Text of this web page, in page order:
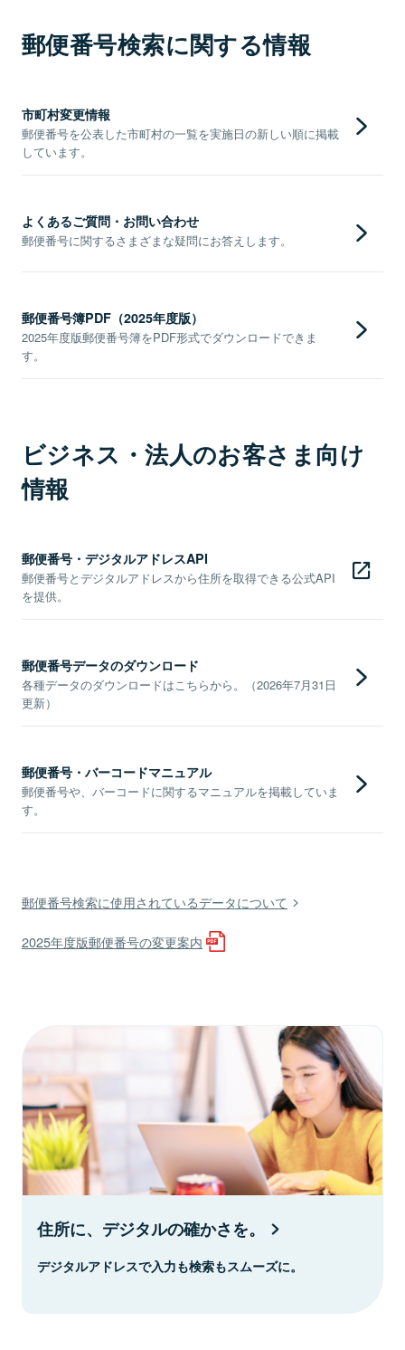
郵便番号検索に関する情報
市町村変更情報
郵便番号を公表した市町村の一覧を実施日の新しい順に掲載
しています。
よくあるご質問・お問い合わせ
郵便番号に関するさまざまな疑問にお答えします。
郵便番号簿PDF（2025年度版）
2025年度版郵便番号簿をPDF形式でダウンロードできま
す。
ビジネス・法人のお客さま向け
情報
郵便番号・デジタルアドレスAPI
郵便番号とデジタルアドレスから住所を取得できる公式API
を提供。
郵便番号データのダウンロード
各種データのダウンロードはこちらから。（2026年7月31日
更新）
郵便番号・バーコードマニュアル
郵便番号や、バーコードに関するマニュアルを掲載していま
す。
郵便番号検索に使用されているデータについて
2025年度版郵便番号の変更案内
住所に、デジタルの確かさを。
デジタルアドレスで入力も検索もスムーズに。